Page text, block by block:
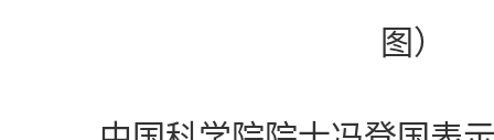
图）